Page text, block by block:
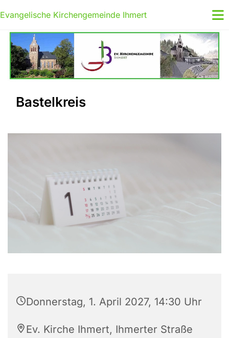
Evangelische Kirchengemeinde Ihmert
Bastelkreis
Donnerstag, 1. April 2027, 14:30 Uhr
Ev. Kirche Ihmert, Ihmerter Straße